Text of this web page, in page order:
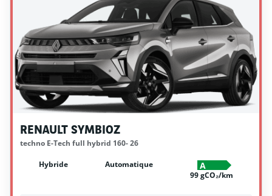
RENAULT SYMBIOZ
techno E-Tech full hybrid 160- 26
Hybride Automatique A
99 gCO₂/km